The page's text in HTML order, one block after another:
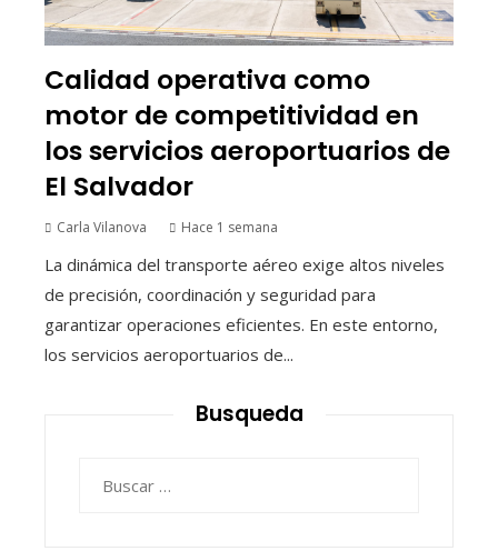
Calidad operativa como
motor de competitividad en
los servicios aeroportuarios de
El Salvador
Carla Vilanova Hace 1 semana
La dinámica del transporte aéreo exige altos niveles
de precisión, coordinación y seguridad para
garantizar operaciones eficientes. En este entorno,
los servicios aeroportuarios de...
Busqueda